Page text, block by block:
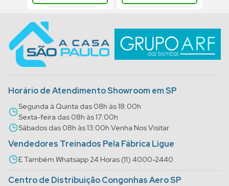
Horário de Atendimento Showroom em SP
Segunda à Quinta das 08h às 18:00h
Sexta-feira das 08h às 17:00h
Sábados das 08h às 13:00h Venha Nos Visitar
Vendedores Treinados Pela Fábrica Ligue
E Também Whatsapp 24 Horas (11) 4000-2440
Centro de Distribuição Congonhas Aero SP